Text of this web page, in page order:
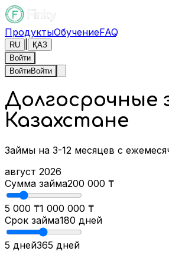
ПродуктыОбучениеFAQ
RU
ҚАЗ
Войти
ВойтиВойти
Долгосрочные
Казахстане
Займы на 3-12 месяцев с
август 2026
Сумма займа200 000 ₸
5 000 ₸1 000 000 ₸
Срок займа180 дней
5 дней365 дней